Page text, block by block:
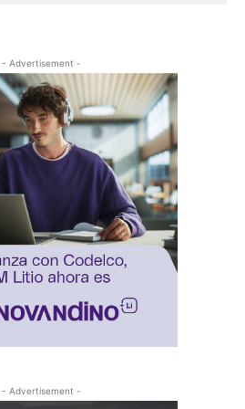
- Advertisement -
- Advertisement -